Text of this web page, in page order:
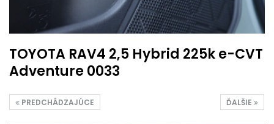
TOYOTA RAV4 2,5 Hybrid 225k e-CVT
Adventure 0033
ĎALŠIE
PREDCHÁDZAJÚCE